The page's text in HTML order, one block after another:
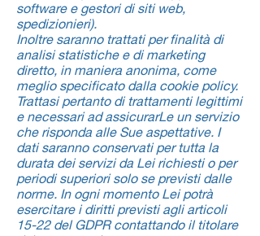
software e gestori di siti web,
spedizionieri).
Inoltre saranno trattati per finalità di
analisi statistiche e di marketing
diretto, in maniera anonima, come
meglio specificato dalla cookie policy.
Trattasi pertanto di trattamenti legittimi
e necessari ad assicurarLe un servizio
che risponda alle Sue aspettative. I
dati saranno conservati per tutta la
durata dei servizi da Lei richiesti o per
periodi superiori solo se previsti dalle
norme. In ogni momento Lei potrà
esercitare i diritti previsti agli articoli
15-22 del GDPR contattando il titolare